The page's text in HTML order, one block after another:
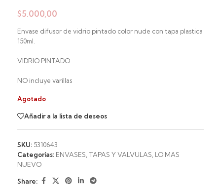
$5.000,00
Envase difusor de vidrio pintado color nude con tapa plastica
150ml.
VIDRIO PINTADO
NO incluye varillas
Agotado
Añadir a la lista de deseos
SKU: 5310643
Categorías: ENVASES, TAPAS Y VALVULAS, LO MAS
NUEVO
Share: